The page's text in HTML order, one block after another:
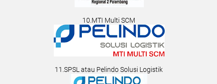
10.MTI Multi SCM
11.SPSL atau Pelindo Solusi Logistik